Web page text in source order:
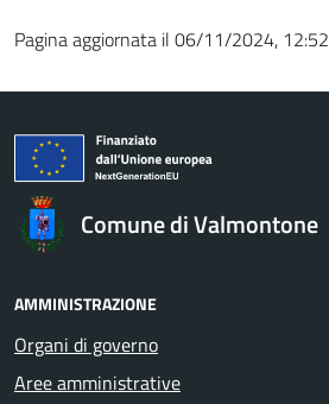
Pagina aggiornata il 06/11/2024, 12:52
Comune di Valmontone
AMMINISTRAZIONE
Organi di governo
Aree amministrative